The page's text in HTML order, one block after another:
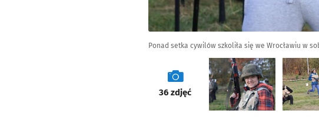
Ponad setka cywilów szkoliła się we Wrocławiu w
galeria
36 zdjęć